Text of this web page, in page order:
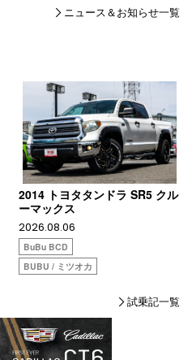
ニュース＆お知らせ一覧
2014 トヨタタンドラ SR5 クル
ーマックス
2026.08.06
BuBu BCD
BUBU / ミツオカ
試乗記一覧